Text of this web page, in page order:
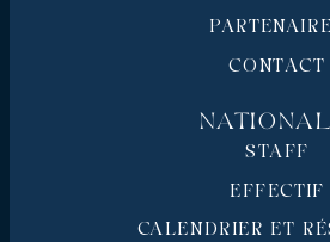
CONTACT
National
STAFF
EFFECTIF
CALENDRIER ET